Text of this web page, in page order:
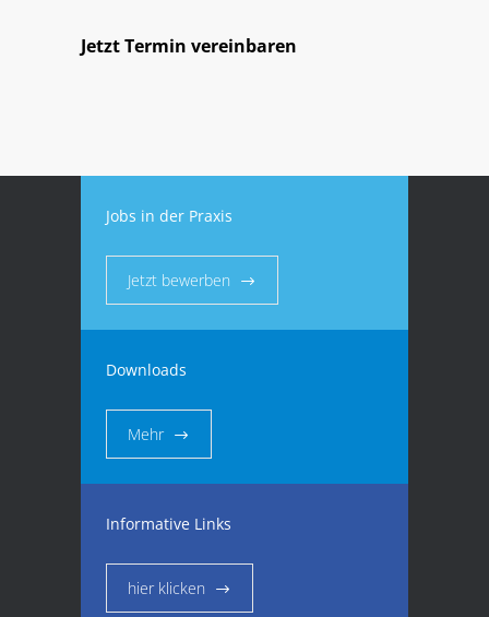
Jetzt Termin vereinbaren
Jobs in der Praxis
Jetzt bewerben
Downloads
Mehr
Informative Links
hier klicken